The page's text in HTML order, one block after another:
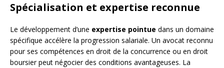
Spécialisation et expertise reconnue
Le développement d’une expertise pointue dans un domaine
spécifique accélère la progression salariale. Un avocat reconnu
pour ses compétences en droit de la concurrence ou en droit
boursier peut négocier des conditions avantageuses. La